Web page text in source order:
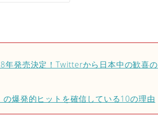
発売決定！Twitterから日本中の歓喜の
爆発的ヒットを確信している10の理由